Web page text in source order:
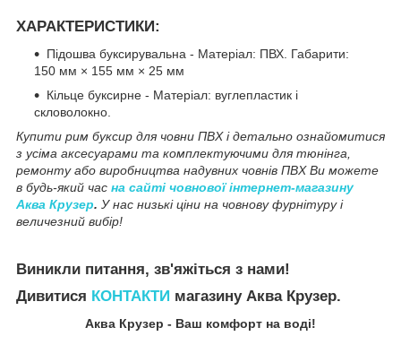
ХАРАКТЕРИСТИКИ:
Підошва буксирувальна - Матеріал: ПВХ. Габарити:
150 мм × 155 мм × 25 мм
Кільце буксирне - Матеріал: вуглепластик і
скловолокно.
Купити рим буксир для човни ПВХ і детально ознайомитися
з усіма аксесуарами та комплектуючими для тюнінга,
ремонту або виробництва надувних човнів ПВХ Ви можете
в будь-який час на сайті човнової інтернет-магазину
Аква Крузер. У нас низькі ціни на човнову фурнітуру і
величезний вибір!
Виникли питання, зв'яжіться з нами!
Дивитися КОНТАКТИ магазину Аква Крузер.
Аква Крузер - Ваш комфорт на воді!